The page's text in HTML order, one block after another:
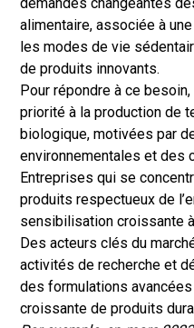
alimentaire, associée à
les modes de vie
de produits innovants.
Pour répondre à ce
priorité à la production de
biologique, motivées par
environnementales et des
Entreprises qui se
produits respectueux de
sensibilisation croissante à
Des acteurs clés du
activités de recherche et
des formulations
croissante de produits